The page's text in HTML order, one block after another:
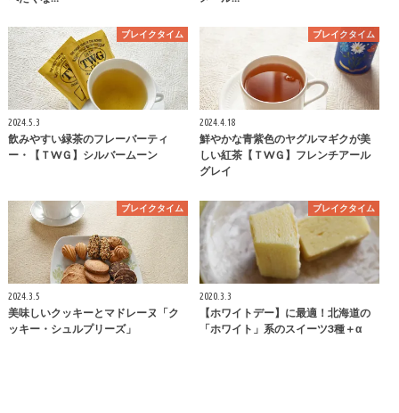
ブレイクタイム
2024.5.3
飲みやすい緑茶のフレーバーティ
ー・【ＴWＧ】シルバームーン
ブレイクタイム
2024.4.18
鮮やかな青紫色のヤグルマギクが美
しい紅茶【ＴWＧ】フレンチアール
グレイ
ブレイクタイム
2024.3.5
美味しいクッキーとマドレーヌ「ク
ッキー・シュルプリーズ」
ブレイクタイム
2020.3.3
【ホワイトデー】に最適！北海道の
「ホワイト」系のスイーツ3種＋α